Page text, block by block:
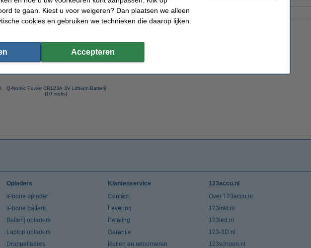
artikel ook besteld hebben
Q-Nomic Power CR123A 3V Lithium Batterij
(10 stuks)
Opladers
iPhone oplader
iPhone batterij
Batterij opladers
Laptop opladers
Druppelladers
Klantenservice
Contact
Levering
Betaling
Garantie
Ruilen en retourneren
123accu.nl
Over 123accu.nl
123inkt.nl
123led.nl
123-3D.nl
123schoon.nl
te gaan. Kiest u voor weigeren? Dan plaatsen we alleen
cookies en gebruiken we technieken die daarop lijken.
Accepteren